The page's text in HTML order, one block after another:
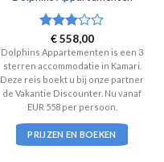
Waardering
3uit 5
€558,00
Dolphins Appartementen is een 3
sterren accommodatie in Kamari.
Deze reis boekt u bij onze partner
de Vakantie Discounter. Nu vanaf
EUR 558 per persoon.
PRIJZEN EN BOEKEN